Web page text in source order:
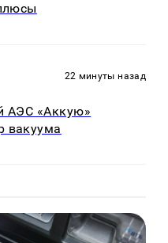
22 минуты назад
АЭС «Аккую»
вакуума